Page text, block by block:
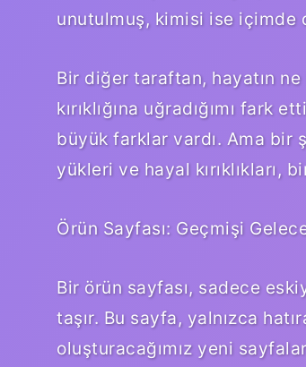
unutulmuş, kimisi ise içimde
Bir diğer taraftan, hayatın
kırıklığına uğradığımı
büyük farklar vardı. Ama bir
yükleri ve hayal kırıklıkları,
Örün Sayfası: Geçmişi
Bir örün sayfası, sadece
taşır. Bu sayfa, yalnızca
oluşturacağımız yeni